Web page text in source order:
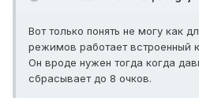
Вот только понять не могу как
режимов работает встроенный
Он вроде нужен тогда когда
сбрасывает до 8 очков.